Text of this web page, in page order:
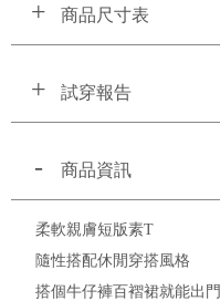
商品尺寸表
試穿報告
商品資訊
柔軟親膚短版素T
隨性搭配休閒穿搭風格
搭個牛仔褲百褶裙就能出門